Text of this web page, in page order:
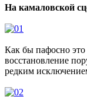
На камаловской
Как бы пафосно это
восстановление
редким